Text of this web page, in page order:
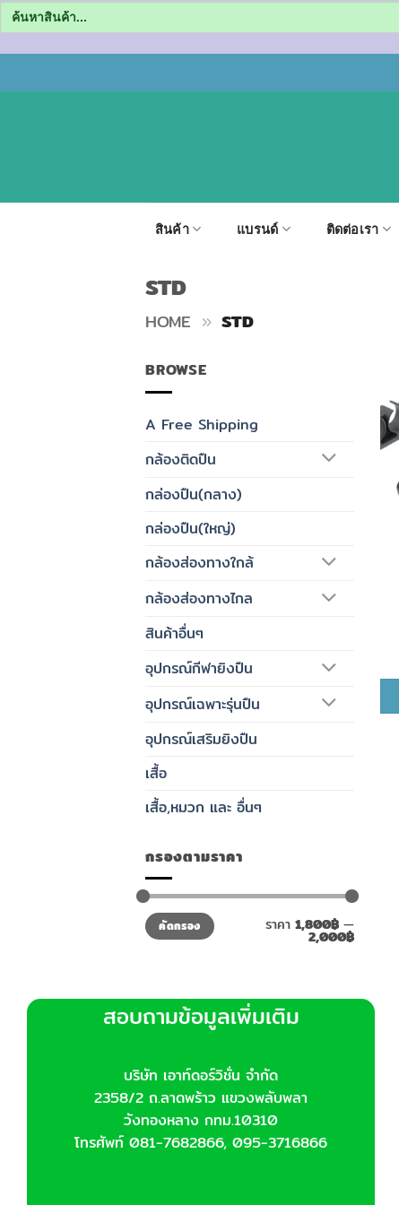
Search
for:
ไป
สินค้า แบรนด์ ติดต่อเรา
STD
HOME » STD
BROWSE
A Free Shipping
กล้องติดปืน
กล่องปืน(กลาง)
กล่องปืน(ใหญ่)
กล้องส่องทางใกล้
กล้องส่องทางไกล
สินค้าอื่นๆ
อุปกรณ์กีฬายิงปืน
อุปกรณ์เฉพาะรุ่นปืน
อุปกรณ์เสริมยิงปืน
เสื้อ
เสื้อ,หมวก และ อื่นๆ
กรองตามราคา
ราคา
ต่ำ
สุด
ราคา
สูงสุดคัดกรอง ราคา 1,800฿—
2,000฿
สอบถามข้อมูลเพิ่มเติม
บริษัท เอาท์ดอร์วิชั่น จำกัด
2358/2 ถ.ลาดพร้าว แขวงพลับพลา
วังทองหลาง กทม.10310
โทรศัพท์ 081-7682866, 095-3716866